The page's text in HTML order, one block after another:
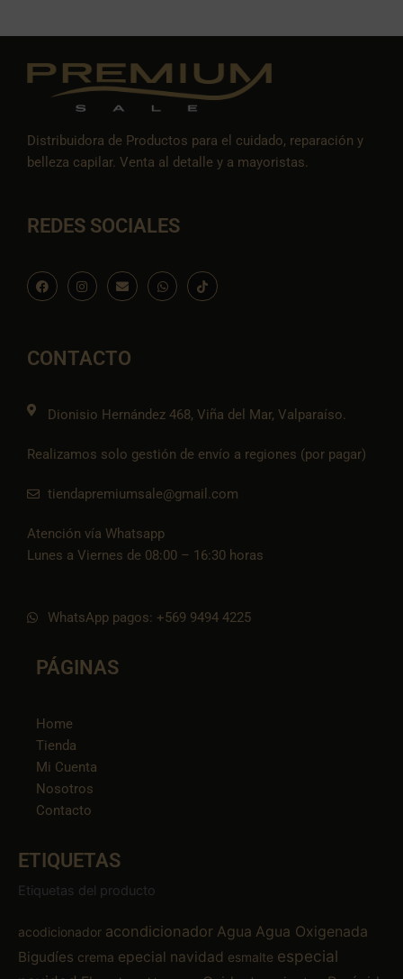
Distribuidora de Productos para el cuidado, reparación y
belleza capilar. Venta al detalle y a mayoristas.
REDES SOCIALES
F
a
c
o
k
I
n
s
r
a
E
n
v
p
e
W
h
a
I
c
o
CONTACTO
Dionisio Hernández 468, Viña del Mar, Valparaíso.
Realizamos solo gestión de envío a regiones (por pagar)
tiendapremiumsale@gmail.com
Atención vía Whatsapp
Lunes a Viernes de 08:00 – 16:30 horas
WhatsApp pagos: +569 9494 4225
PÁGINAS
Home
Tienda
Mi Cuenta
Nosotros
Contacto
ETIQUETAS
Etiquetas del producto
acodicionador acondicionador Agua Agua Oxigenada
Bigudíes crema epecial navidad esmalte especial